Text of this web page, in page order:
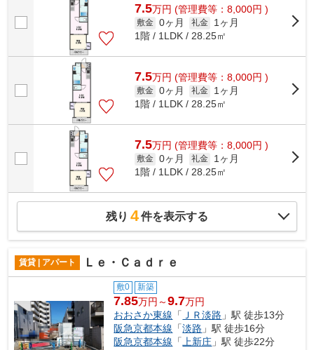
7.5万円 (管理費等：8,000円 )
敷金 0ヶ月 礼金
1ヶ月
1階 / 1LDK / 28.25㎡
7.5万円 (管理費等：8,000円 )
敷金 0ヶ月 礼金
1ヶ月
1階 / 1LDK / 28.25㎡
7.5万円 (管理費等：8,000円 )
敷金 0ヶ月 礼金
1ヶ月
1階 / 1LDK / 28.25㎡
残り 4件を表示する
賃貸 | アパート Ｌｅ・Ｃａｄｒｅ
敷0 新築
7.85万円～9.7万円
おおさか東線 「 ＪＲ淡路 」駅 徒歩13分
阪急京都本線 「淡路 」駅 徒歩16分
阪急京都本線 「 上新庄 」駅 徒歩22分